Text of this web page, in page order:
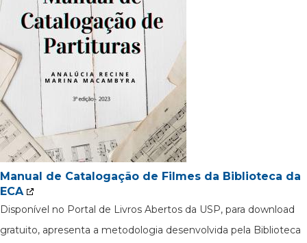
Manual de Catalogação de Filmes da Biblioteca da
ECA
Disponível no Portal de Livros Abertos da USP, para download
gratuito, apresenta a metodologia desenvolvida pela Biblioteca